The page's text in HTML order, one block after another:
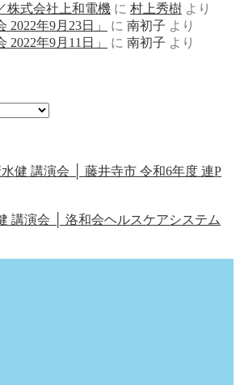
株式会社上和電機 に 村上秀樹 より
2022年9月23日」
に 南初子 より
2022年9月11日」
に 南初子 より
健 講演会 │ 藤井寺市 令和6年度 連P
講演会 │ 洛和会ヘルスケアシステム